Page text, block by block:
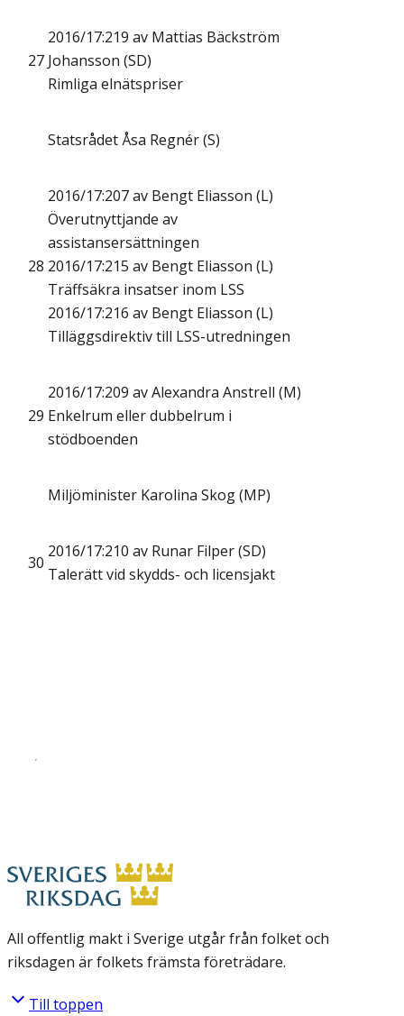
27
2016/17:219 av Mattias Bäckström
Johansson (SD)
Rimliga elnätspriser
Statsrådet Åsa Regnér (S)
28
2016/17:207 av Bengt Eliasson (L)
Överutnyttjande av
assistansersättningen
2016/17:215 av Bengt Eliasson (L)
Träffsäkra insatser inom LSS
2016/17:216 av Bengt Eliasson (L)
Tilläggsdirektiv till LSS-utredningen
29
2016/17:209 av Alexandra Anstrell (M)
Enkelrum eller dubbelrum i
stödboenden
Miljöminister Karolina Skog (MP)
30
2016/17:210 av Runar Filper (SD)
Talerätt vid skydds- och licensjakt
All offentlig makt i Sverige utgår från folket och
riksdagen är folkets främsta företrädare.
Till toppen